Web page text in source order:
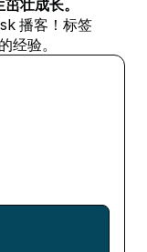
壮成长。
播客！标签
经验。